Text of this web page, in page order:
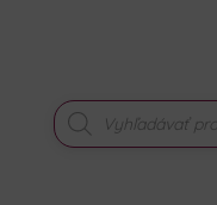
PRODUCTS
SEARCH